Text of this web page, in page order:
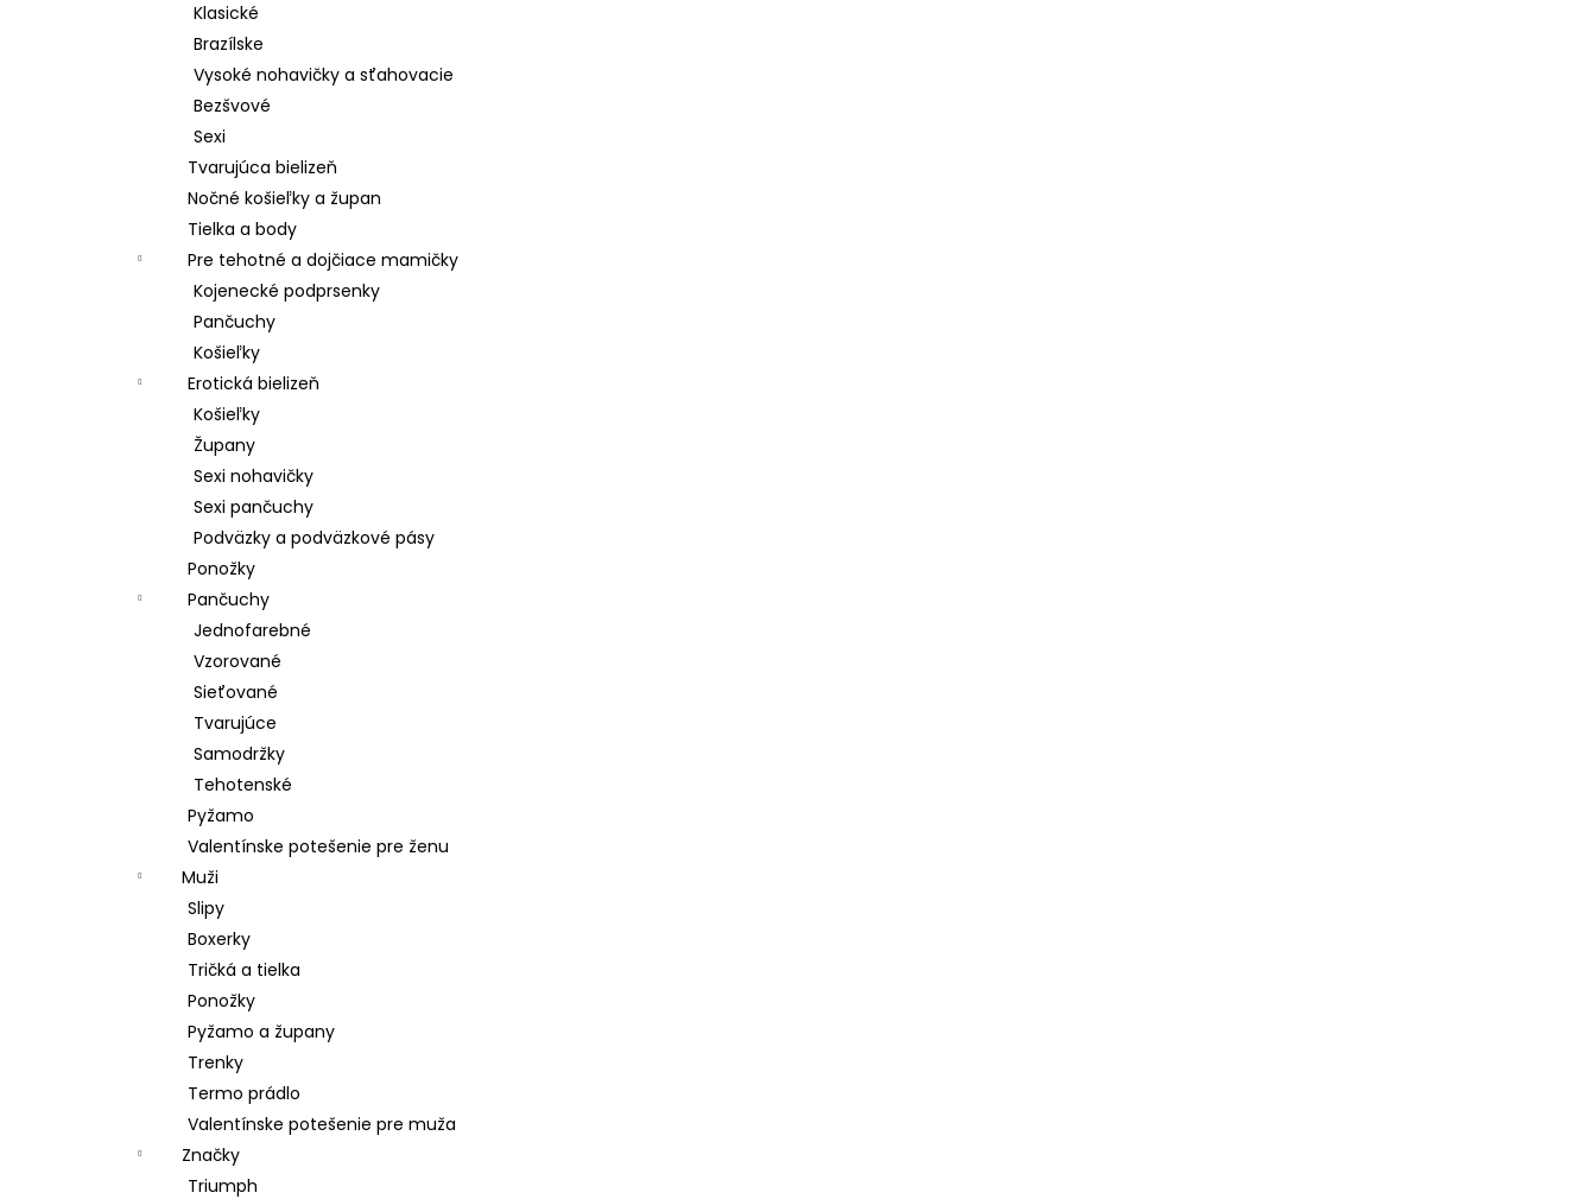
Klasické
Brazílske
Vysoké nohavičky a sťahovacie
Bezšvové
Sexi
Tvarujúca bielizeň
Nočné košieľky a župan
Tielka a body
Pre tehotné a dojčiace mamičky
Kojenecké podprsenky
Pančuchy
Košieľky
Erotická bielizeň
Košieľky
Župany
Sexi nohavičky
Sexi pančuchy
Podväzky a podväzkové pásy
Ponožky
Pančuchy
Jednofarebné
Vzorované
Sieťované
Tvarujúce
Samodržky
Tehotenské
Pyžamo
Valentínske potešenie pre ženu
Muži
Slipy
Boxerky
Tričká a tielka
Ponožky
Pyžamo a župany
Trenky
Termo prádlo
Valentínske potešenie pre muža
Značky
Triumph